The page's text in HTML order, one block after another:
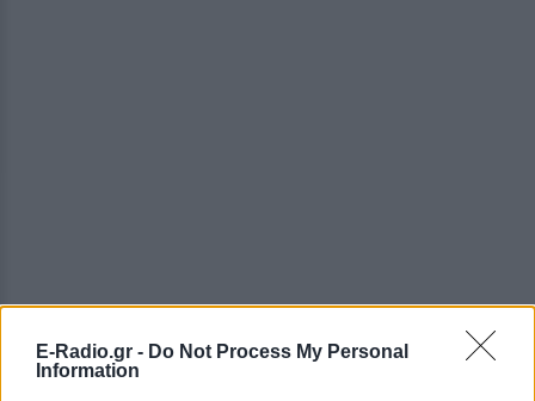
E-Radio.gr - Do Not Process My Personal
Information